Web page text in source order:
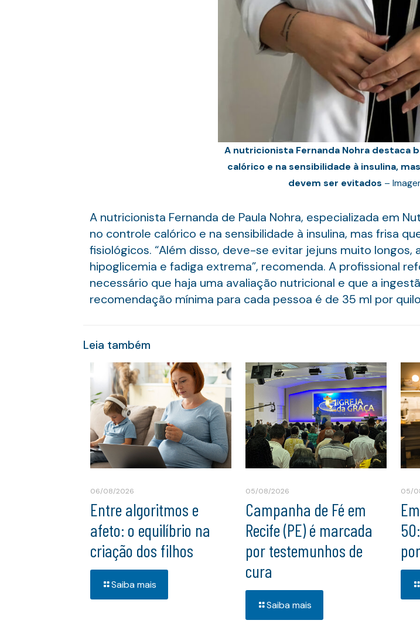
A nutricionista Fernanda Nohra destaca
calórico e na sensibilidade à insulina,
devem ser evitados –
A nutricionista Fernanda de Paula Nohra, especializada em
no controle calórico e na sensibilidade à insulina, mas frisa
fisiológicos. “Além disso, deve-se evitar jejuns muito longos,
hipoglicemia e fadiga extrema”, recomenda. A profissional
necessário que haja uma avaliação nutricional e que a
recomendação mínima para cada pessoa é de 35 ml por
Leia também
06/08/2026
Entre algoritmos e
afeto: o equilíbrio na
criação dos filhos
Saiba mais
05/08/2026
Campanha de Fé em
Recife (PE) é marcada
por testemunhos de
cura
Saiba mais
05/